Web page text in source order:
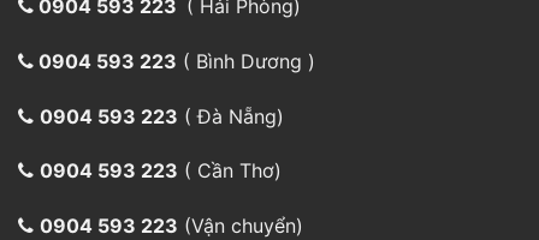
0904 593 223 ( Hải Phòng)
0904 593 223 ( Bình Dương )
0904 593 223 ( Đà Nẵng)
0904 593 223 ( Cần Thơ)
0904 593 223 (Vận chuyển)